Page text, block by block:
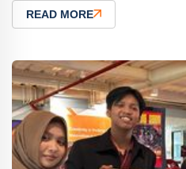
READ MORE